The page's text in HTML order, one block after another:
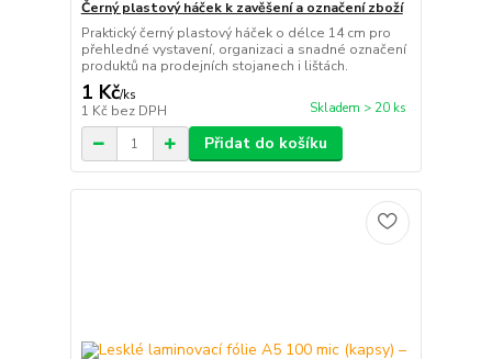
Černý plastový háček k zavěšení a označení zboží
Praktický černý plastový háček o délce 14 cm pro
přehledné vystavení, organizaci a snadné označení
produktů na prodejních stojanech i lištách.
1 Kč/ks
1 Kč bez DPH Skladem > 20 ks
Přidat do košíku